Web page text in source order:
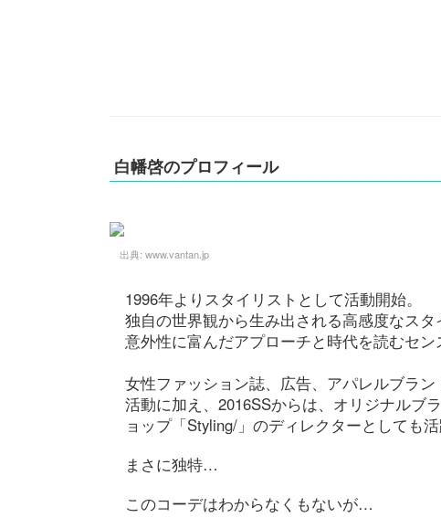
白幡啓のプロフィール
出典: www.vantan.jp
1996年よりスタイリストとして活動開始。
独自の世界観から生み出される高感度なスタ
意外性に富んだアプローチと時代を読むセ
女性ファッション誌、広告、アパレルブラ
活動に加え、2016SSからは、オリジナルブ
ョップ「Styling/」のディレクターとしても
まさに独特…
このコーデはわからなくもないが…